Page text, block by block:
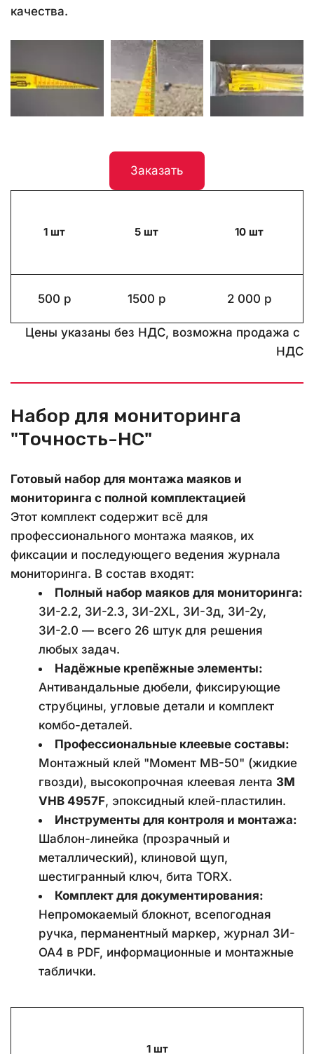
качества.
Заказать
1 шт 5 шт 10 шт
500 р 1500 р 2 000 р
Цены указаны без НДС, возможна продажа с
НДС
Набор для мониторинга
"Точность-НС"
Готовый набор для монтажа маяков и
мониторинга с полной комплектацией
Этот комплект содержит всё для
профессионального монтажа маяков, их
фиксации и последующего ведения журнала
мониторинга. В состав входят:
Полный набор маяков для мониторинга:
ЗИ-2.2, ЗИ-2.3, ЗИ-2XL, ЗИ-3д, ЗИ-2у,
ЗИ-2.0 — всего 26 штук для решения
любых задач.
Надёжные крепёжные элементы:
Антивандальные дюбели, фиксирующие
струбцины, угловые детали и комплект
комбо-деталей.
Профессиональные клеевые составы:
Монтажный клей "Момент МВ-50" (жидкие
гвозди), высокопрочная клеевая лента 3M
VHB 4957F, эпоксидный клей-пластилин.
Инструменты для контроля и монтажа:
Шаблон-линейка (прозрачный и
металлический), клиновой щуп,
шестигранный ключ, бита TORX.
Комплект для документирования:
Непромокаемый блокнот, всепогодная
ручка, перманентный маркер, журнал ЗИ-
ОА4 в PDF, информационные и монтажные
таблички.
1 шт